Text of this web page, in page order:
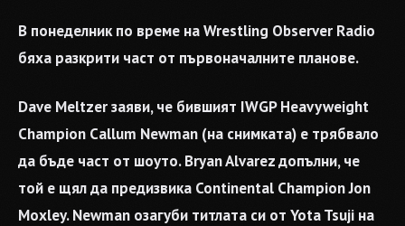
В понеделник по време на Wrestling Observer Radio
бяха разкрити част от първоначалните планове.
Dave Meltzer заяви, че бившият IWGP Heavyweight
Champion Callum Newman (на снимката) е трябвало
да бъде част от шоуто. Bryan Alvarez допълни, че
той е щял да предизвика Continental Champion Jon
Moxley. Newman озагуби титлата си от Yota Tsuji на